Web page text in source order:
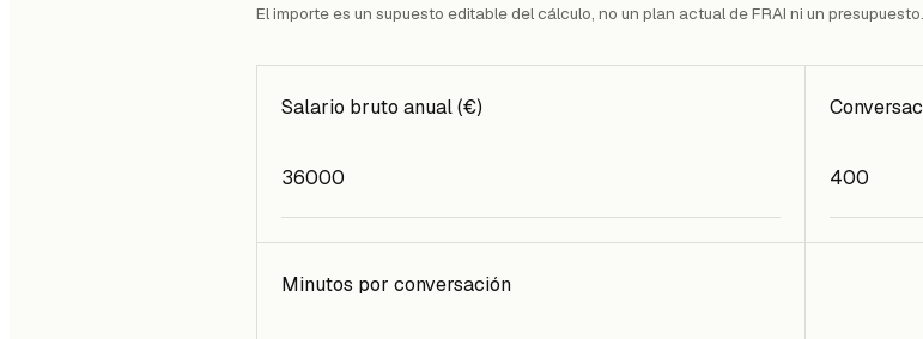
El importe es un supuesto editable del cálculo, no un plan actual de FRAI ni un presupuesto.
Salario bruto anual (€)
Minutos por conversación